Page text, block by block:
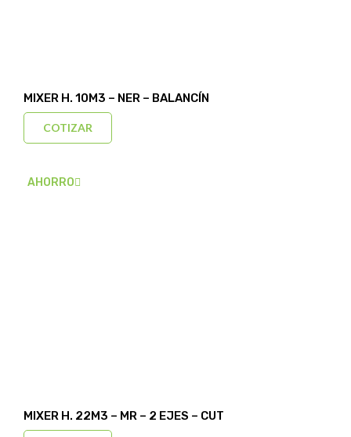
MIXER H. 10M3 – NER – BALANCÍN
COTIZAR
AHORRO
MIXER H. 22M3 – MR – 2 EJES – CUT